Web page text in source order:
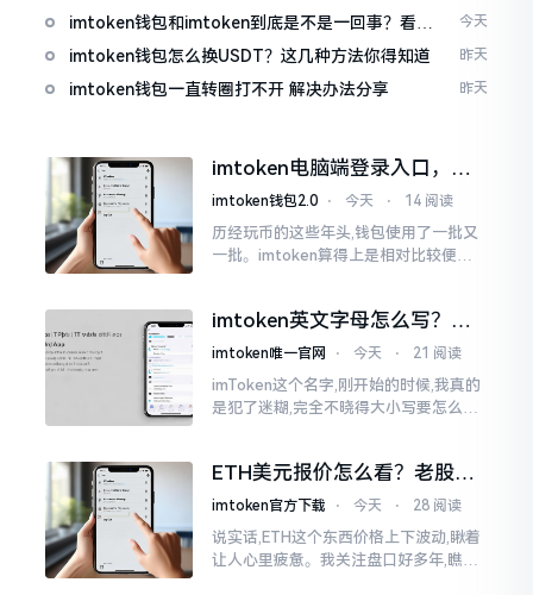
imtoken钱包和imtoken到底是不是一回事？看完
就懂了
今天
imtoken钱包怎么换USDT？这几种方法你得知道 昨天
imtoken钱包一直转圈打不开 解决办法分享 昨天
imtoken电脑端登录入口，地
址在这里
imtoken钱包2.0 ⋅ 今天 ⋅ 14 阅读
历经玩币的这些年头,钱包使用了一批又
一批。imtoken算得上是相对比较便于
就得去寻觅电脑端的入口。
imtoken英文字母怎么写？正
确拼写看这里
imtoken唯一官网 ⋅ 今天 ⋅ 21 阅读
imToken这个名字,刚开始的时候,我真的
是犯了迷糊,完全不晓得大小写要怎么去
ETH美元报价怎么看？老股民
手把手教你盯盘
imtoken官方下载 ⋅ 今天 ⋅ 28 阅读
说实话,ETH这个东西价格上下波动,瞅着
让人心里疲惫。我关注盘口好多年,瞧见